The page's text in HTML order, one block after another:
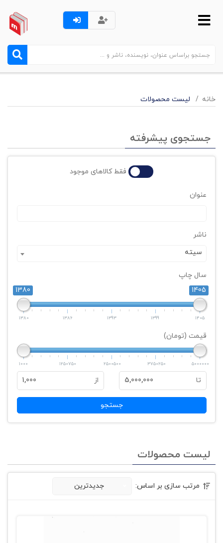
خانه لیست محصولات
جستجوی پیشرفته
فقط کالاهای موجود
عنوان
ناشر
سيته
سال چاپ
1380
1405
1380 1386 1393 1399 1405
قیمت (تومان)
1000 1250750 2500500 3750250 5000000
تا 5,000,000 از 1,000
جستجو
لیست محصولات
مرتب سازی بر اساس: جدیدترین